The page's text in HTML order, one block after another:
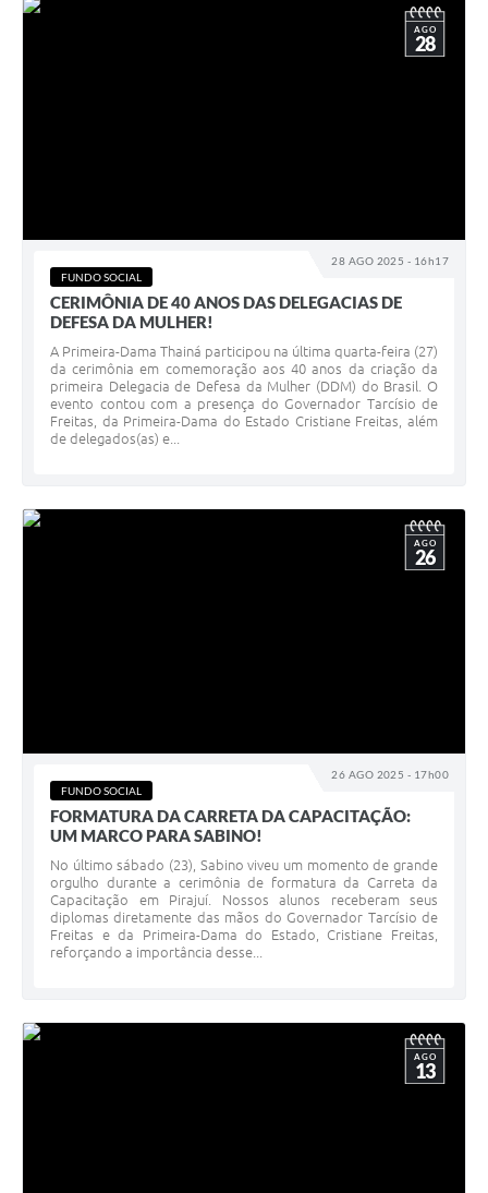
28 AGO 2025 - 16h17
AGO
28
FUNDO SOCIAL
CERIMÔNIA DE 40 ANOS DAS DELEGACIAS DE
DEFESA DA MULHER!
A Primeira-Dama Thainá participou na última quarta-feira (27)
da cerimônia em comemoração aos 40 anos da criação da
primeira Delegacia de Defesa da Mulher (DDM) do Brasil. O
evento contou com a presença do Governador Tarcísio de
Freitas, da Primeira-Dama do Estado Cristiane Freitas, além
de delegados(as) e...
26 AGO 2025 - 17h00
AGO
26
FUNDO SOCIAL
FORMATURA DA CARRETA DA CAPACITAÇÃO:
UM MARCO PARA SABINO!
No último sábado (23), Sabino viveu um momento de grande
orgulho durante a cerimônia de formatura da Carreta da
Capacitação em Pirajuí. Nossos alunos receberam seus
diplomas diretamente das mãos do Governador Tarcísio de
Freitas e da Primeira-Dama do Estado, Cristiane Freitas,
reforçando a importância desse...
AGO
13